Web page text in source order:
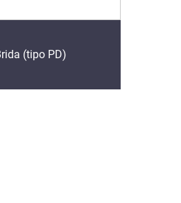
(tipo PD)